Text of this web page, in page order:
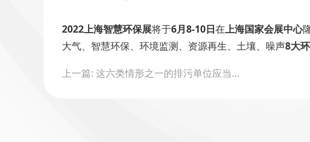
2022上海智慧环保展将于6月8-10日在上海国家会展中心
大气、智慧环保、环境监测、资源再生、土壤、噪声8大
navigation
上一篇: 这六类情形之一的排污单位应当安装自动监测设备！省厅发布首套规范性文件